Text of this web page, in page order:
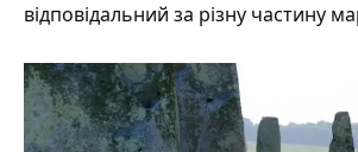
відповідальний за різну частину